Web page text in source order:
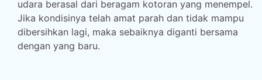
udara berasal dari beragam kotoran yang menempel.
Jika kondisinya telah amat parah dan tidak mampu
dibersihkan lagi, maka sebaiknya diganti bersama
dengan yang baru.